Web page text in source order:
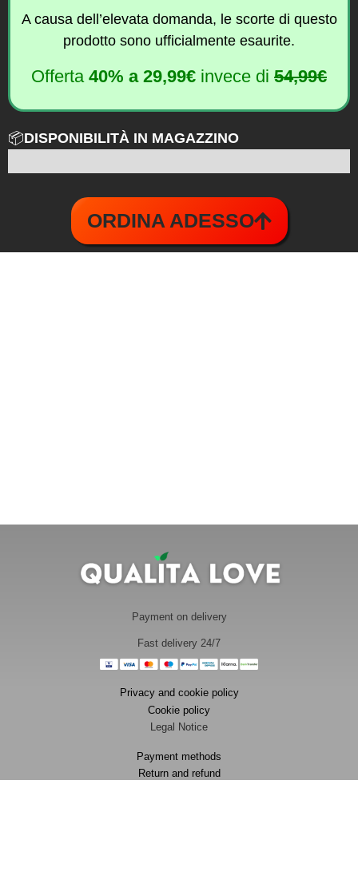
A causa dell’elevata domanda, le scorte di questo
prodotto sono ufficialmente esaurite.
Offerta 40% a 29,99€ invece di 54,99€
📦DISPONIBILITÀ IN MAGAZZINO
ORDINA ADESSO
Payment on delivery
Fast delivery 24/7
Privacy and cookie policy
Cookie policy
Legal Notice
Payment methods
Return and refund